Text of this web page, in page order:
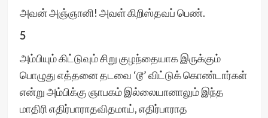
அவன் அஞ்ஞானி! அவள் கிறிஸ்தவப் பெண்.
5
அம்பியும் கிட்டுவும் சிறு குழந்தையாக இருக்கும்
பொழுது எத்தனை தடவை ‘டூ’ விட்டுக் கொண்டார்கள்
என்று அம்பிக்கு ஞாபகம் இல்லையானாலும் இந்த
மாதிரி எதிர்பாராதவிதமாய், எதிர்பாராத